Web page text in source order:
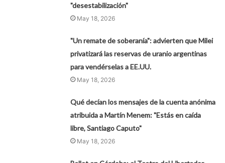
"desestabilización"
May 18, 2026
"Un remate de soberanía": advierten que Milei
privatizará las reservas de uranio argentinas
para vendérselas a EE.UU.
May 18, 2026
Qué decían los mensajes de la cuenta anónima
atribuida a Martín Menem: "Estás en caída
libre, Santiago Caputo"
May 18, 2026